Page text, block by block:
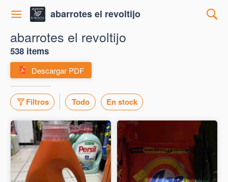
abarrotes el revoltijo
abarrotes el revoltijo
538 items
Descargar PDF
Filtros Todo En stock